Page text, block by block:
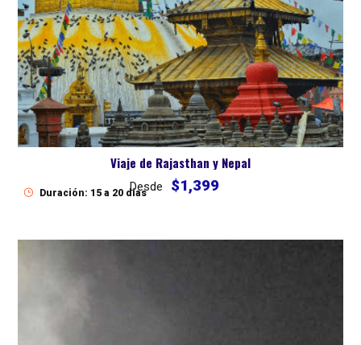
Viaje de Rajasthan y Nepal
Desde $1,399
Duración: 15 a 20 dias